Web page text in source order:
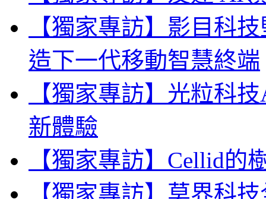
【獨家專訪】影目科
造下一代移動智慧終端
【獨家專訪】光粒科
新體驗
【獨家專訪】Cellid的
【獨家專訪】莫界科